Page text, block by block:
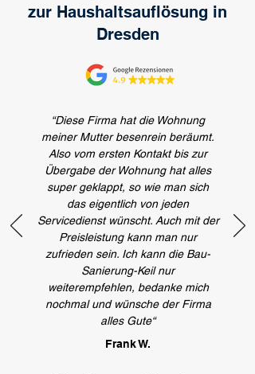
zur Haushaltsauflösung in
Dresden
“Diese Firma hat die Wohnung
meiner Mutter besenrein beräumt.
Also vom ersten Kontakt bis zur
Übergabe der Wohnung hat alles
super geklappt, so wie man sich
das eigentlich von jeden
Servicedienst wünscht. Auch mit der
Preisleistung kann man nur
zufrieden sein. Ich kann die Bau-
Sanierung-Keil nur
weiterempfehlen, bedanke mich
nochmal und wünsche der Firma
alles Gute“
Frank W.